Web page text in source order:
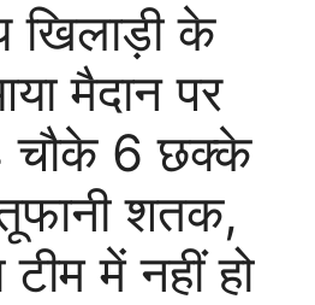
खिलाड़ी के
मैदान पर
चौके 6 छक्के
शतक,
में नहीं हो